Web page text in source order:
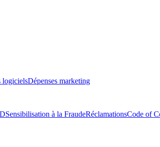
logicielsDépenses marketing
Sensibilisation à la FraudeRéclamationsCode of